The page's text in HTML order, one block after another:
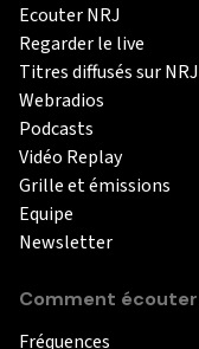
Ecouter NRJ
Regarder le live
Titres diffusés sur NRJ
Webradios
Podcasts
Vidéo Replay
Grille et émissions
Equipe
Newsletter
Comment écouter
Fréquences